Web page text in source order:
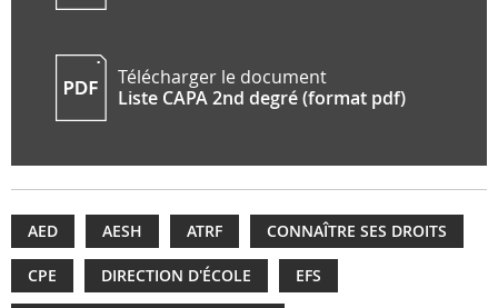
Télécharger le document
Liste CAPA 2nd degré (format pdf)
AED AESH ATRF CONNAÎTRE SES DROITS
CPE DIRECTION D'ÉCOLE EFS